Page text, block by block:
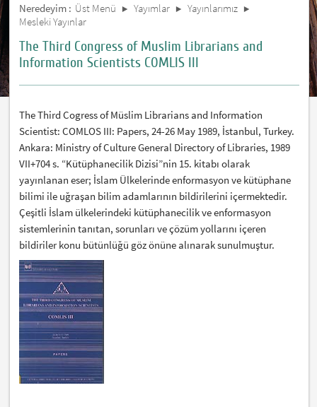
Neredeyim : Üst Menü Yayımlar
Yayınlarımız
Mesleki Yayınlar
The Third Congress of Muslim Librarians and
Information Scientists COMLIS III
The Third Cogress of Müslim Librarians and Information
Scientist: COMLOS III: Papers, 24-26 May 1989, İstanbul, Turkey.
Ankara: Ministry of Culture General Directory of Libraries, 1989
VII+704 s. “Kütüphanecilik Dizisi”nin 15. kitabı olarak
yayınlanan eser; İslam Ülkelerinde enformasyon ve kütüphane
bilimi ile uğraşan bilim adamlarının bildirilerini içermektedir.
Çeşitli İslam ülkelerindeki kütüphanecilik ve enformasyon
sistemlerinin tanıtan, sorunları ve çözüm yollarını içeren
bildiriler konu bütünlüğü göz önüne alınarak sunulmuştur.